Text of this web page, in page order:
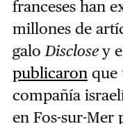
franceses han
millones de
galo Disclosey
publicaron que
compañía
en Fos-sur-Mer